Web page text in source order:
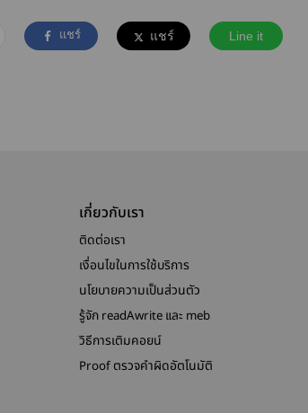
แชร์ แชร์ Line it
เกี่ยวกับเรา
ติดต่อเรา
เงื่อนไขในการใช้บริการ
นโยบายความเป็นส่วนตัว
รู้จัก readAwrite และ meb
วิธีการเติมคอยน์
Proof ตรวจคำผิดอัตโนมัติ